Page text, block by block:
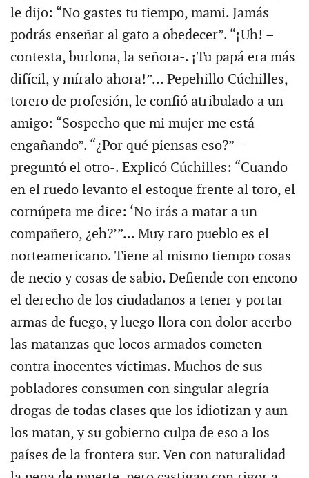
le dijo: “No gastes tu tiempo, mami. Jamás
podrás enseñar al gato a obedecer”. “¡Uh! –
contesta, burlona, la señora-. ¡Tu papá era más
difícil, y míralo ahora!”… Pepehillo Cúchilles,
torero de profesión, le confió atribulado a un
amigo: “Sospecho que mi mujer me está
engañando”. “¿Por qué piensas eso?” –
preguntó el otro-. Explicó Cúchilles: “Cuando
en el ruedo levanto el estoque frente al toro, el
cornúpeta me dice: ‘No irás a matar a un
compañero, ¿eh?’”… Muy raro pueblo es el
norteamericano. Tiene al mismo tiempo cosas
de necio y cosas de sabio. Defiende con encono
el derecho de los ciudadanos a tener y portar
armas de fuego, y luego llora con dolor acerbo
las matanzas que locos armados cometen
contra inocentes víctimas. Muchos de sus
pobladores consumen con singular alegría
drogas de todas clases que los idiotizan y aun
los matan, y su gobierno culpa de eso a los
países de la frontera sur. Ven con naturalidad